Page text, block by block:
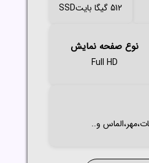
512 گیگا بایتSSD
نوع صفحه نمایش
Full HD